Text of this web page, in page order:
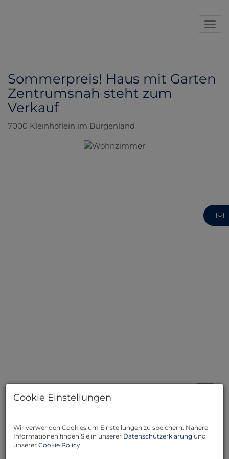
Sommerpreis! Haus mit Garten
Zentrumsnah steht zum
Verkauf
7000 Kleinhöflein im Burgenland
Willkommen in Ihrem neuen Zuhause!
Cookie Einstellungen
Wir verwenden Cookies um Einstellungen zu speichern. Nähere
Informationen finden Sie in unserer Datenschutzerklärung und
unserer Cookie Policy.